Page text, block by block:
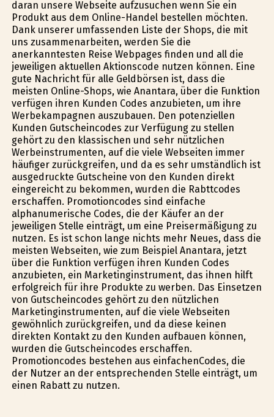
daran unsere Webseite aufzusuchen wenn Sie ein
Produkt aus dem Online-Handel bestellen möchten.
Dank unserer umfassenden Liste der Shops, die mit
uns zusammenarbeiten, werden Sie die
anerkanntesten Reise Webpages finden und all die
jeweiligen aktuellen Aktionscode nutzen können. Eine
gute Nachricht für alle Geldbörsen ist, dass die
meisten Online-Shops, wie Anantara, über die Funktion
verfügen ihren Kunden Codes anzubieten, um ihre
Werbekampagnen auszubauen. Den potenziellen
Kunden Gutscheincodes zur Verfügung zu stellen
gehört zu den klassischen und sehr nützlichen
Werbeinstrumenten, auf die viele Webseiten immer
häufiger zurückgreifen, und da es sehr umständlich ist
ausgedruckte Gutscheine von den Kunden direkt
eingereicht zu bekommen, wurden die Rabttcodes
erschaffen. Promotioncodes sind einfache
alphanumerische Codes, die der Käufer an der
jeweiligen Stelle einträgt, um eine Preisermäßigung zu
nutzen. Es ist schon lange nichts mehr Neues, dass die
meisten Webseiten, wie zum Beispiel Anantara, jetzt
über die Funktion verfügen ihren Kunden Codes
anzubieten, ein Marketinginstrument, das ihnen hilft
erfolgreich für ihre Produkte zu werben. Das Einsetzen
von Gutscheincodes gehört zu den nützlichen
Marketinginstrumenten, auf die viele Webseiten
gewöhnlich zurückgreifen, und da diese keinen
direkten Kontakt zu den Kunden aufbauen können,
wurden die Gutscheincodes erschaffen.
Promotioncodes bestehen aus einfachenCodes, die
der Nutzer an der entsprechenden Stelle einträgt, um
einen Rabatt zu nutzen.